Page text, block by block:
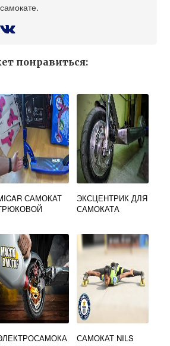
самокате.
понравиться:
САМОКАТ
ЭКСЦЕНТРИК ДЛЯ
САМОКАТА
САМОКАТ NILS